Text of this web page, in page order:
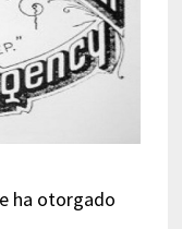
ha otorgado